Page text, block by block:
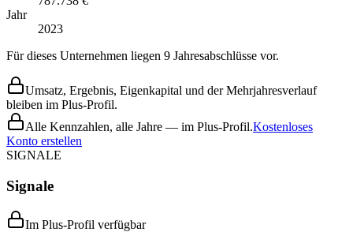
Jahr
2023
Für dieses Unternehmen liegen 9 Jahresabschlüsse vor.
Umsatz, Ergebnis, Eigenkapital und der Mehrjahresverlauf
bleiben im Plus-Profil.
Alle Kennzahlen, alle Jahre — im Plus-Profil.Kostenloses
Konto erstellen
SIGNALE
Signale
Im Plus-Profil verfügbar